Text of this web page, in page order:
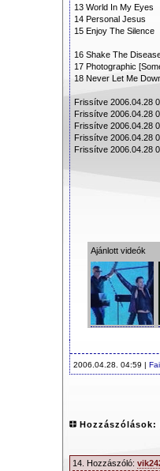
13 World In My Eyes
14 Personal Jesus
15 Enjoy The Silence
16 Shake The
17 Photographic
18 Never Let Me
Frissítve 2006.04.28
Frissítve 2006.04.28
Frissítve 2006.04.28
Frissítve 2006.04.28
Frissítve 2006.04.28
Ajánlott videók
2006.04.28. 04:59 |
Hozzászólások:
14. Hozzászóló: